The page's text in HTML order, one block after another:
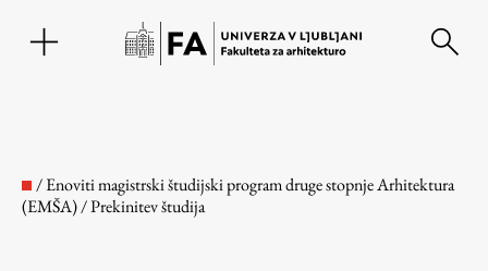
/Enoviti magistrski študijski program druge stopnje Arhitektura
(EMŠA)/Prekinitev študija